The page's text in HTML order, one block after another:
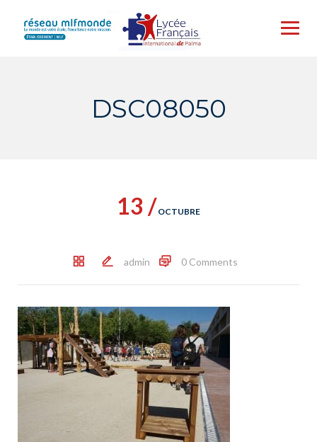
content
DSC08050
13 / OCTUBRE
admin 0 Comments